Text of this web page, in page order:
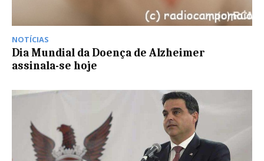
NOTÍCIAS
Dia Mundial da Doença de Alzheimer
assinala-se hoje